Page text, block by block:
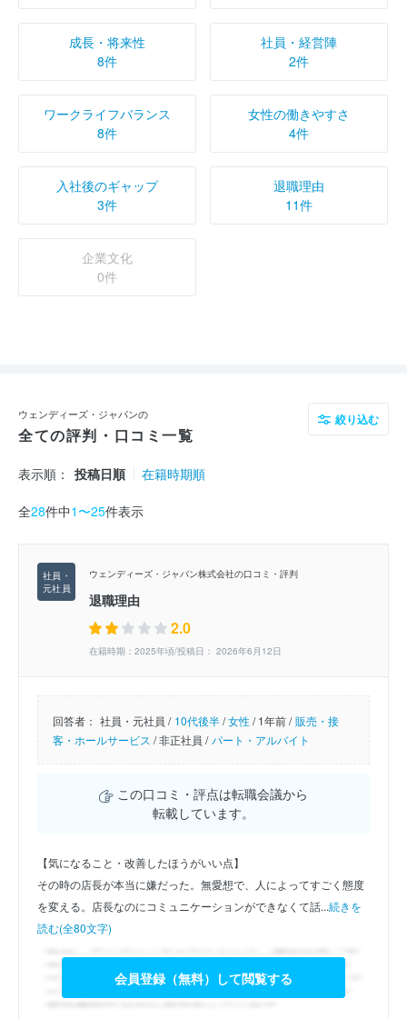
成長・将来性
8件
社員・経営陣
2件
ワークライフバランス
8件
女性の働きやすさ
4件
入社後のギャップ
3件
退職理由
11件
企業文化
0件
ウェンディーズ・ジャパンの
全ての評判・口コミ一覧
絞り込む
表示順： 投稿日順 在籍時期順
全28件中1〜25件表示
ウェンディーズ・ジャパン株式会社の口コミ・評判
退職理由
2.0
在籍時期：2025年頃/投稿日： 2026年6月12日
回答者： 社員・元社員 / 10代後半/女性/1年前 / 販売・接
客・ホールサービス /非正社員 / パート・アルバイト
この口コミ・評点は転職会議から
転載しています。
【気になること・改善したほうがいい点】
その時の店長が本当に嫌だった。無愛想で、人によってすごく態度
を変える。店長なのにコミュニケーションができなくて話...続きを
読む(全80文字)
会員登録（無料）して閲覧する